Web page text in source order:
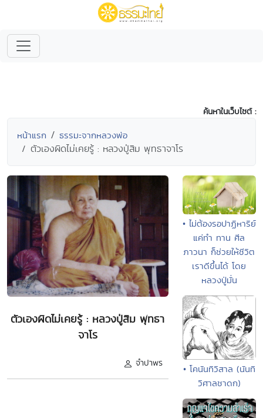
ค้นหาในเว็บไซต์ :
หน้าแรก ธรรมะจากหลวงพ่อ
ตัวเองผิดไม่เคยรู้ : หลวงปู่สิม พุทธาจาโร
ตัวเองผิดไม่เคยรู้ : หลวงปู่สิม พุทธา
จาโร
จำปาพร
• ไม่ต้องรอปาฏิหาริย์
แค่ทำ ทาน ศีล
ภาวนา ก็ช่วยให้ชีวิต
เราดีขึ้นได้ โดย
หลวงปู่มั่น
• โคนันทิวิสาล (นันทิ
วิศาลชาดก)